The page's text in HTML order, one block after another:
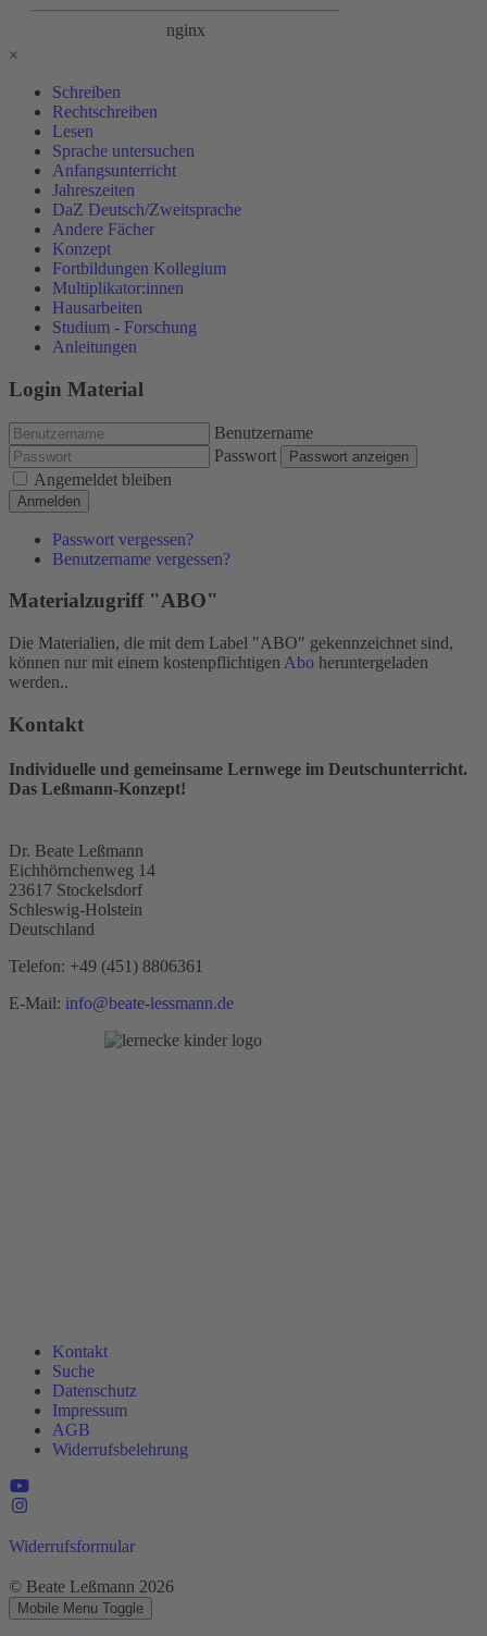
×
Schreiben
Rechtschreiben
Lesen
Sprache untersuchen
Anfangsunterricht
Jahreszeiten
DaZ Deutsch/Zweitsprache
Andere Fächer
Konzept
Fortbildungen Kollegium
Multiplikator:innen
Hausarbeiten
Studium - Forschung
Anleitungen
Login Material
Benutzername
Passwort
Passwort anzeigen
Angemeldet bleiben
Anmelden
Passwort vergessen?
Benutzername vergessen?
Materialzugriff "ABO"
Die Materialien, die mit dem Label "ABO" gekennzeichnet sind,
können nur mit einem kostenpflichtigen Abo heruntergeladen
werden..
Kontakt
Individuelle und gemeinsame Lernwege im Deutschunterricht.
Das Leßmann-Konzept!
Dr. Beate Leßmann
Eichhörnchenweg 14
23617 Stockelsdorf
Schleswig-Holstein
Deutschland
Telefon: +49 (451) 8806361
E-Mail: info@beate-lessmann.de
Kontakt
Suche
Datenschutz
Impressum
AGB
Widerrufsbelehrung
Widerrufsformular
© Beate Leßmann 2026
Mobile Menu Toggle